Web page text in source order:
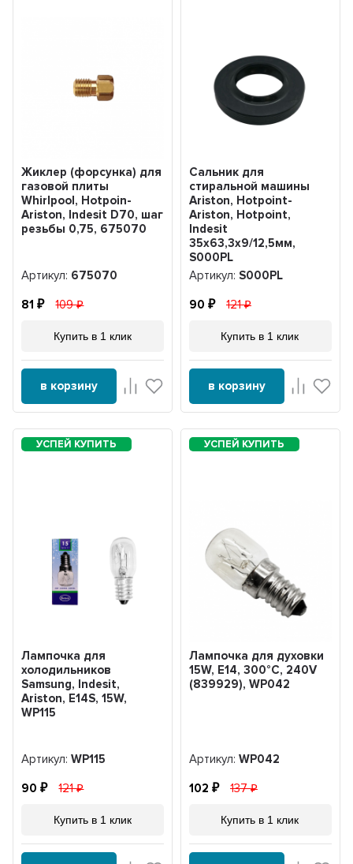
Жиклер (форсунка) для
газовой плиты
Whirlpool, Hotpoin-
Ariston, Indesit D70, шаг
резьбы 0,75, 675070
Артикул: 675070
81 109
Купить в 1 клик
в корзину
Сальник для
стиральной машины
Ariston, Hotpoint-
Ariston, Hotpoint,
Indesit
35х63,3х9/12,5мм,
S000PL
Артикул: S000PL
90 121
Купить в 1 клик
в корзину
Лампочка для
холодильников
Samsung, Indesit,
Ariston, E14S, 15W,
WP115
Артикул:WP115
90 121
Купить в 1 клик
Лампочка для духовки
15W, E14, 300°C, 240V
(839929), WP042
Артикул: WP042
102 137
Купить в 1 клик